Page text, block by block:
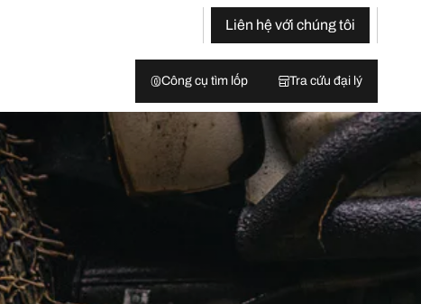
Liên hệ với chúng tôi
Công cụ tìm lốp Tra cứu đại lý